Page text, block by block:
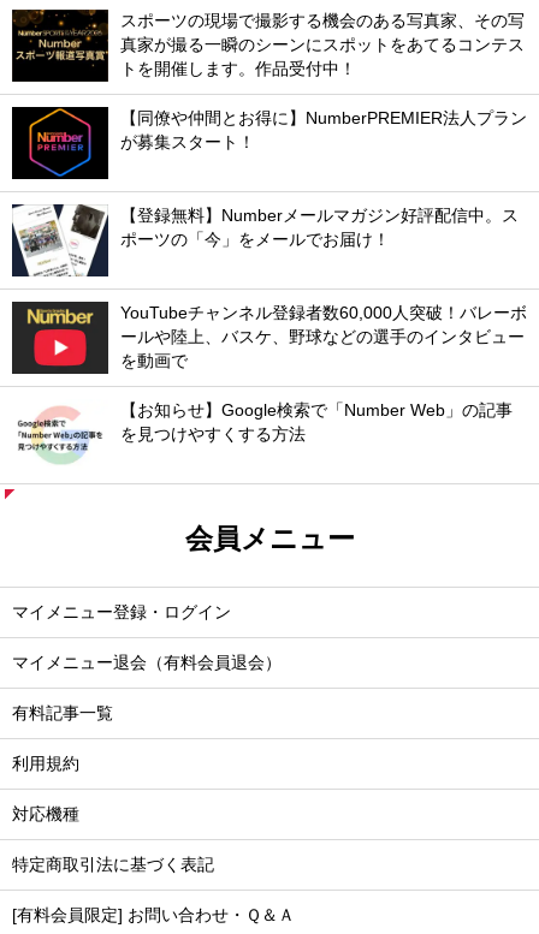
スポーツの現場で撮影する機会のある写真家、その写
真家が撮る一瞬のシーンにスポットをあてるコンテス
トを開催します。作品受付中！
【同僚や仲間とお得に】NumberPREMIER法人プラン
が募集スタート！
【登録無料】Numberメールマガジン好評配信中。ス
ポーツの「今」をメールでお届け！
YouTubeチャンネル登録者数60,000人突破！バレーボ
ールや陸上、バスケ、野球などの選手のインタビュー
を動画で
【お知らせ】Google検索で「Number Web」の記事
を見つけやすくする方法
会員メニュー
マイメニュー登録・ログイン
マイメニュー退会（有料会員退会）
有料記事一覧
利用規約
対応機種
特定商取引法に基づく表記
[有料会員限定] お問い合わせ・Ｑ＆Ａ